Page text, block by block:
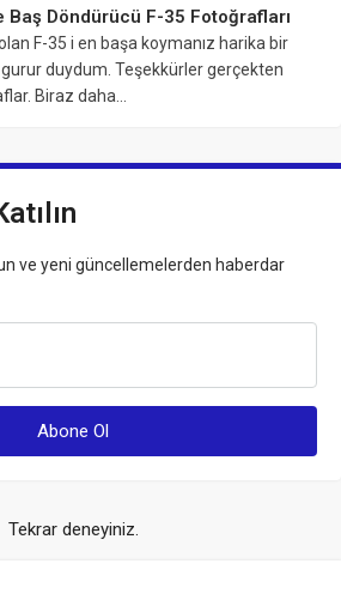
Baş Döndürücü F-35 Fotoğrafları
F-35 i en başa koymanız harika bir
duydum. Teşekkürler gerçekten
Biraz daha…
ve yeni güncellemelerden haberdar
Tekrar deneyiniz.